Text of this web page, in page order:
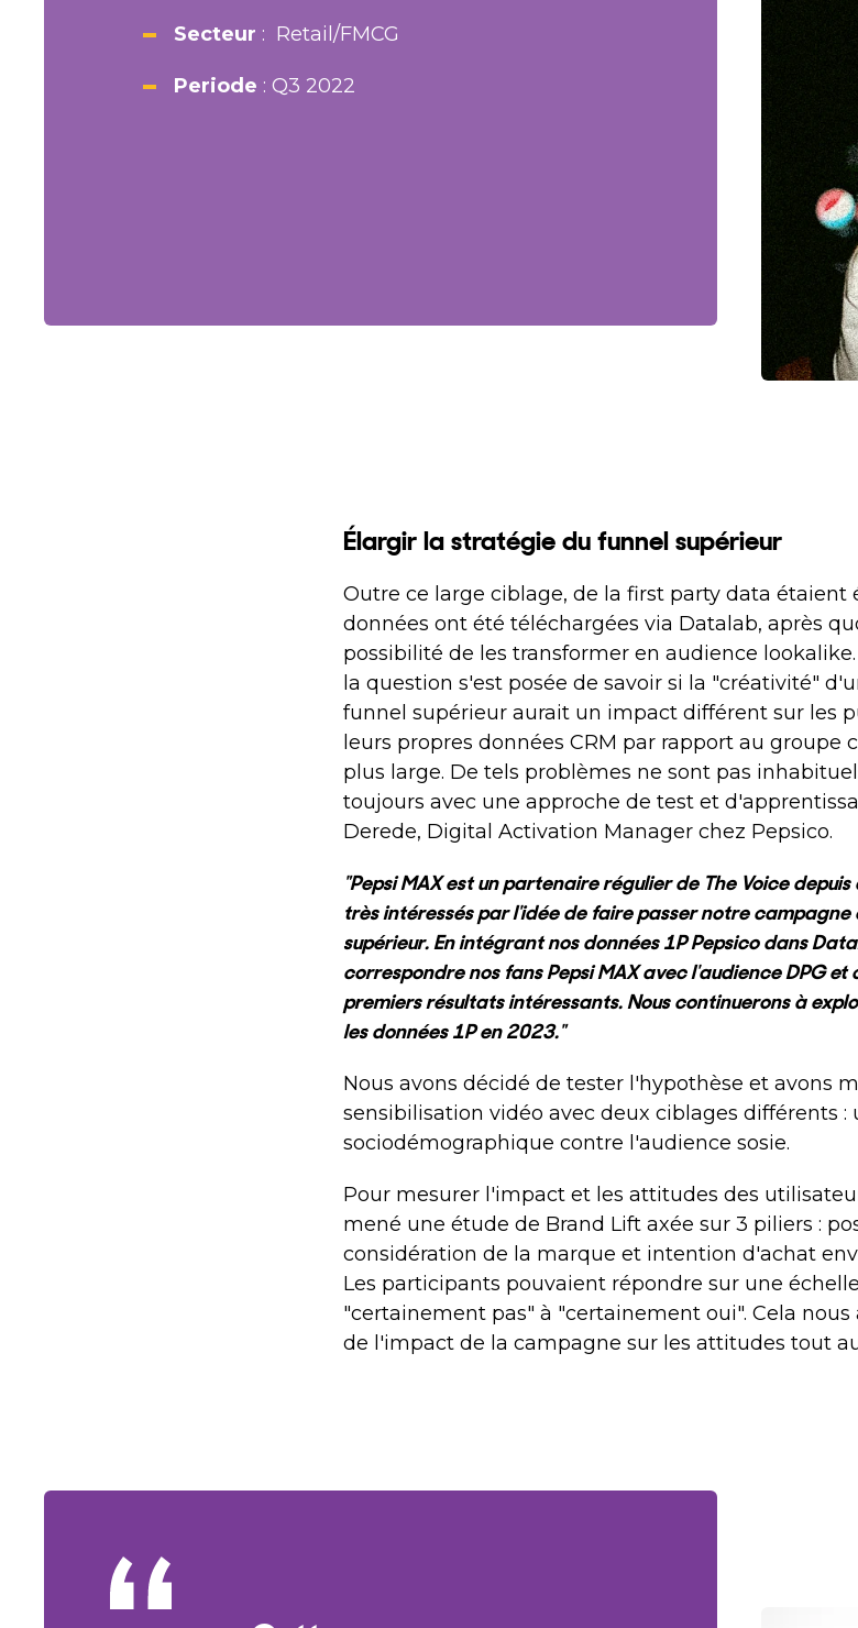
Secteur : Retail/FMCG
Periode : Q3 2022
Élargir la stratégie du funnel supérieur
Outre ce large ciblage, de la first party data étaient
données ont été téléchargées via Datalab, après
possibilité de les transformer en audience
la question s'est posée de savoir si la "créativité"
funnel supérieur aurait un impact différent sur les
leurs propres données CRM par rapport au groupe
plus large. De tels problèmes ne sont pas
toujours avec une approche de test et
Derede, Digital Activation Manager chez Pepsico.
"Pepsi MAX est un partenaire régulier de The Voice
très intéressés par l'idée de faire passer notre campagne
supérieur. En intégrant nos données 1P Pepsico dans
correspondre nos fans Pepsi MAX avec l'audience DPG
premiers résultats intéressants. Nous continuerons à
les données 1P en 2023."
Nous avons décidé de tester l'hypothèse et avons
sensibilisation vidéo avec deux ciblages différents :
sociodémographique contre l'audience sosie.
Pour mesurer l'impact et les attitudes des
mené une étude de Brand Lift axée sur 3 piliers :
considération de la marque et intention d'achat
Les participants pouvaient répondre sur une
"certainement pas" à "certainement oui". Cela
de l'impact de la campagne sur les attitudes tout